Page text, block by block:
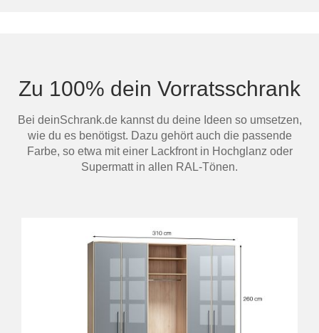
Zu 100% dein Vorratsschrank
Bei deinSchrank.de kannst du deine Ideen so umsetzen,
wie du es benötigst. Dazu gehört auch die passende
Farbe, so etwa mit einer Lackfront in Hochglanz oder
Supermatt in allen RAL-Tönen.